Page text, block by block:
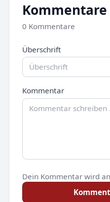
Kommentare
0 Kommentare
Überschrift
Kommentar
Dein Kommentar wird